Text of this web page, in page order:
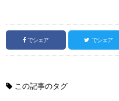
でシェア でシェア
この記事のタグ